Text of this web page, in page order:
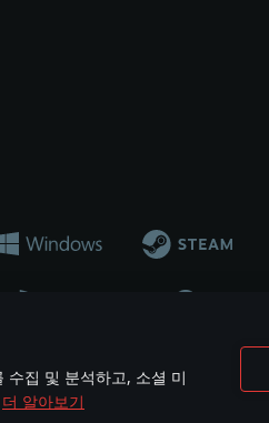
수집 및 분석하고, 소셜 미
더 알아보기
무기 개발 업체나 장비 제조 업체가
brand names are the property of their